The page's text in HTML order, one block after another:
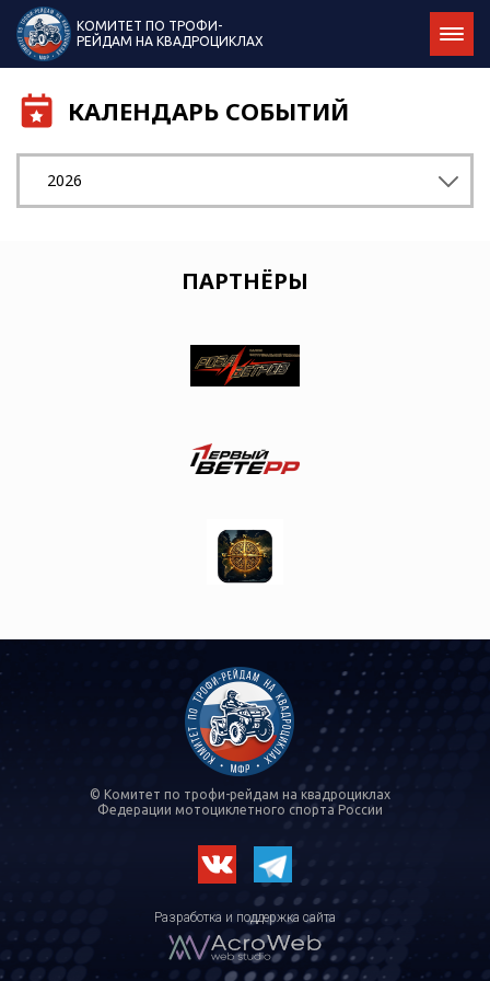
КОМИТЕТ ПО ТРОФИ-
РЕЙДАМ НА КВАДРОЦИКЛАХ
КАЛЕНДАРЬ СОБЫТИЙ
2026
ПАРТНЁРЫ
© Комитет по трофи-рейдам на квадроциклах
Федерации мотоциклетного спорта России
Разработка и поддержка сайта